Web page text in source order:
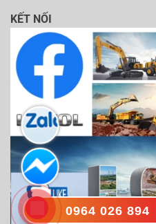
KẾT NỐI
0964 026 894